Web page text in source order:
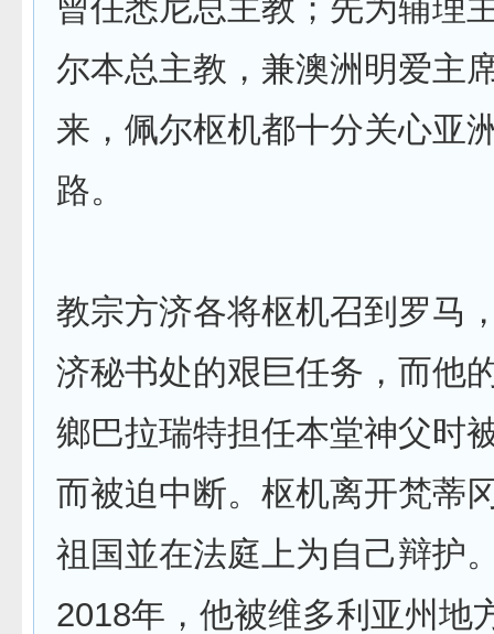
曾任悉尼总主教；先为辅理
尔本总主教，兼澳洲明爱主
来，佩尔枢机都十分关心亚
路。
教宗方济各将枢机召到罗马
济秘书处的艰巨任务，而他
鄉巴拉瑞特担任本堂神父时
而被迫中断。枢机离开梵蒂
祖国並在法庭上为自己辩护
2018年，他被维多利亚州地